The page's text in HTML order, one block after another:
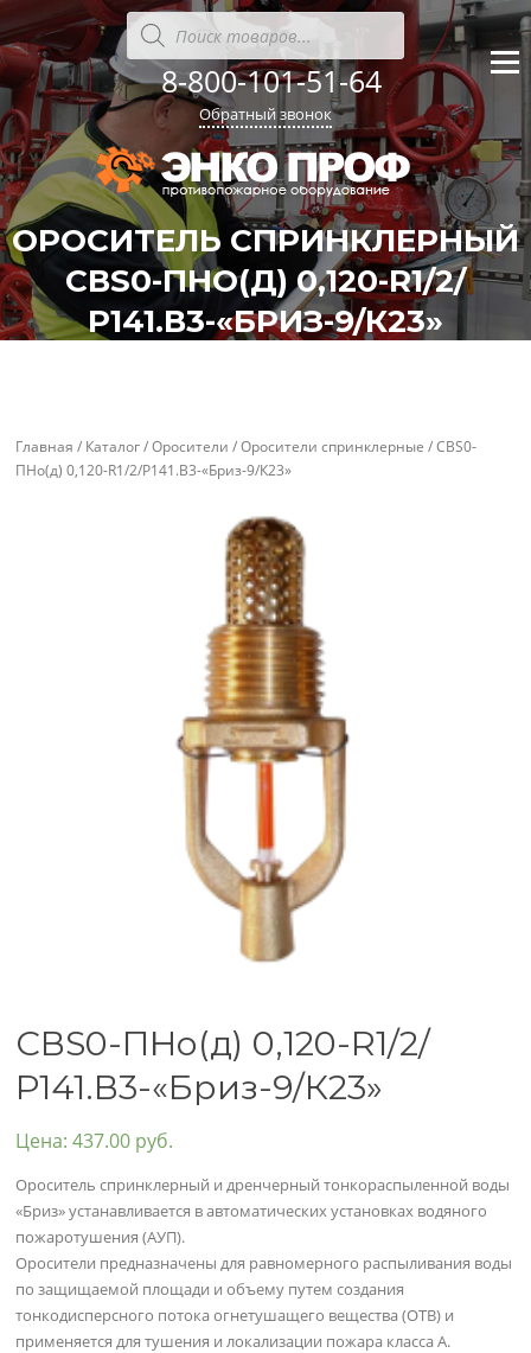
к
содержанию
Поиск
товаров
8-800-101-51-64
Обратный звонок
ОРОСИТЕЛЬ СПРИНКЛЕРНЫЙ
СВS0-ПНО(Д) 0,120-R1/2/
Р141.В3-«БРИЗ-9/К23»
''
Главная / Каталог/Оросители /Оросители спринклерные / СВS0-
ПНо(д) 0,120-R1/2/Р141.В3-«Бриз-9/К23»
СВS0-ПНо(д) 0,120-R1/2/
Р141.В3-«Бриз-9/К23»
Цена:437.00 руб.
Ороситель спринклерный и дренчерный тонкораспыленной воды
«Бриз» устанавливается в автоматических установках водяного
пожаротушения (АУП).
Оросители предназначены для равномерного распыливания воды
по защищаемой площади и объему путем создания
тонкодисперсного потока огнетушащего вещества (ОТВ) и
применяется для тушения и локализации пожара класса А.